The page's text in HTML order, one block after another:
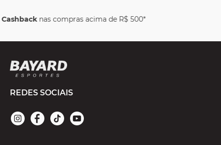
Parcele em até
REDES SOCIAIS